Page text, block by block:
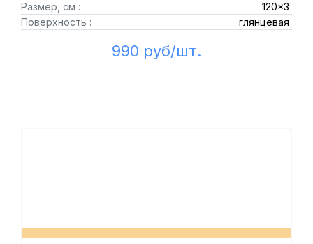
Размер, см :
120x3
Поверхность :
глянцевая
990 руб/шт.